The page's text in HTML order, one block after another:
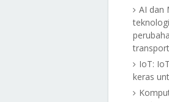
AI dan
IoT:
keras